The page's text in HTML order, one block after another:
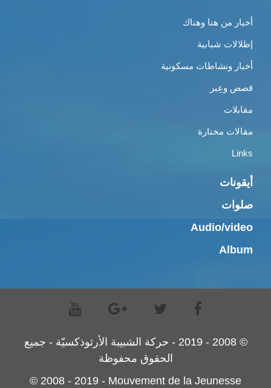
أخبار من هنا وهناك
إطلالات شبابية
أخبار ونشاطات مسكونية
قصص وعِبر
مقابلات
مقالات مختارة
Links
أيقونات
صلوات
Audio/video
Album
© 2008 - 2019 - حركة الشبيبة الأرثوذكسيّة - جميع
الحقوق محفوظة
© 2008 - 2019 - Mouvement de la Jeunesse